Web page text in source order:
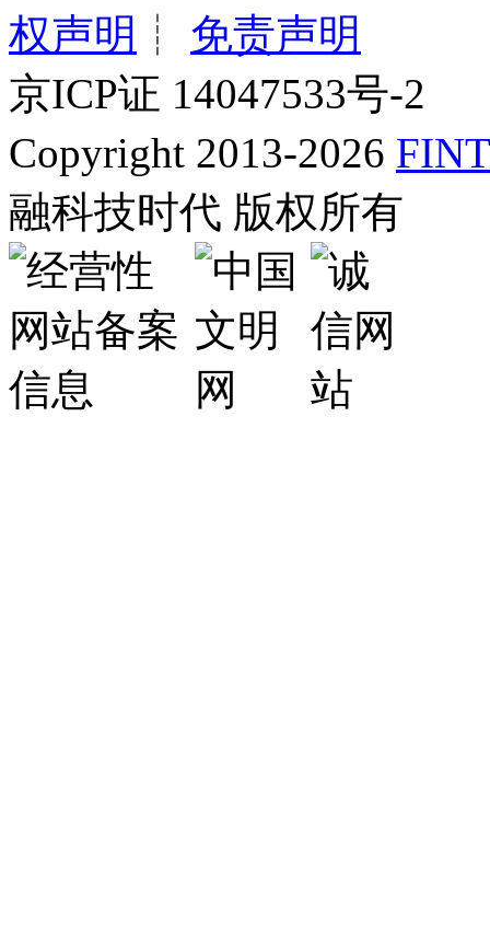
权声明 ┊ 免责声明
京ICP证 14047533号-2
Copyright 2013-2026
融科技时代 版权所有